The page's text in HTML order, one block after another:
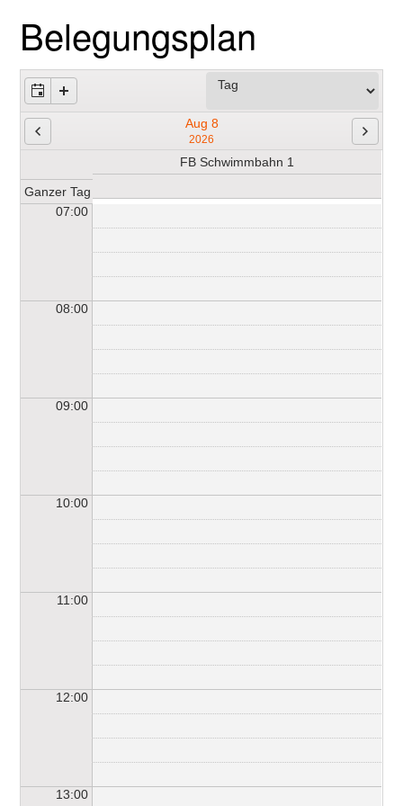
Belegungsplan
Aug 8
2026
Ganzer Tag
FB Schwimmbahn 1
07:00
08:00
09:00
10:00
11:00
12:00
13:00